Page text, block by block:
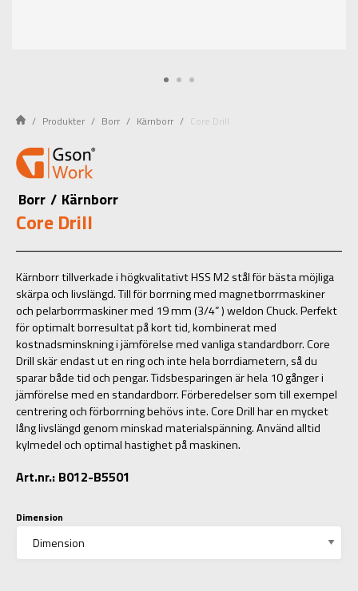
Produkter Borr Kärnborr Core Drill
Borr / Kärnborr
Core Drill
Kärnborr tillverkade i högkvalitativt HSS M2 stål för bästa möjliga
skärpa och livslängd. Till för borrning med magnetborrmaskiner
och pelarborrmaskiner med 19 mm (3/4” ) weldon Chuck. Perfekt
för optimalt borresultat på kort tid, kombinerat med
kostnadsminskning i jämförelse med vanliga standardborr. Core
Drill skär endast ut en ring och inte hela borrdiametern, så du
sparar både tid och pengar. Tidsbesparingen är hela 10 gånger i
jämförelse med en standardborr. Förberedelser som till exempel
centrering och förborrning behövs inte. Core Drill har en mycket
lång livslängd genom minskad materialspänning. Använd alltid
kylmedel och optimal hastighet på maskinen.
Art.nr.: B012-B5501
Dimension